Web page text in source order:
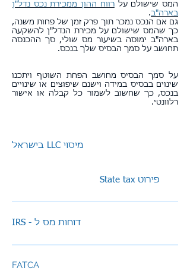
המס שישולם עלרווח ההון ממכירת נכס נדל"ן
בארה"ב.
גם אם הנכס נמכר תוך פרק זמן של פחות משנה,
כך שהמס שישולם על מכירת הנדל"ן להשקעה
בארה"ב ימוסה בשיעור מס שולי, סך ההכנסה
תחושב על סמך הבסיס שלך בנכס.
על סמך הבסיס מחושב הפחת השוטף ויתכנו
שינוים בבסיס במידה וישנם שיפוצים או שינויים
בנכס, כך שחשוב לשמור כל קבלה או אישור
רלוונטי.
בישראל LLC מיסוי
State tax פירוט
IRS - דוחות מס ל
FATCA